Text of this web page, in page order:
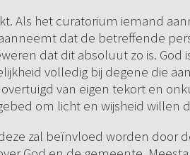
Als het curatorium iemand
dat de betreffende
dat dit absoluut zo is. God
volledig bij degene die
van eigen tekort en
om licht en wijsheid willen
zal beïnvloed worden door